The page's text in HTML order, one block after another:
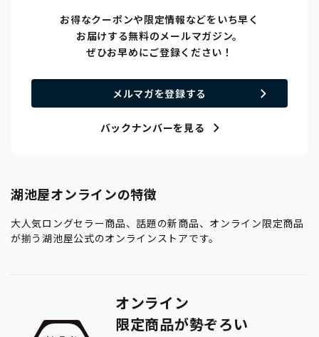
お得なクーポンや限定情報などをいち早く
お届けする無料のメールマガジン。
ぜひお早めにご登録ください！
メルマガを登録する
バックナンバーを見る
湖池屋オンラインの特徴
大人気ロングセラー商品、話題の新商品、オンライン限定商品
が揃う湖池屋公式のオンラインストアです。
オンライン
限定商品が勢ぞろい